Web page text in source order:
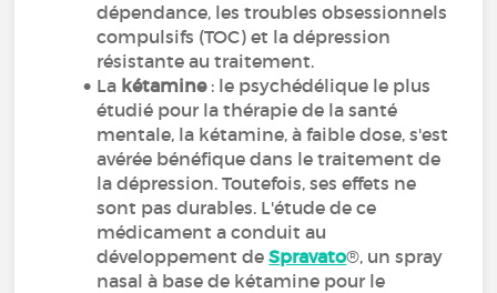
dépendance, les troubles obsessionnels
compulsifs (TOC) et la dépression
résistante au traitement.
La kétamine : le psychédélique le plus
étudié pour la thérapie de la santé
mentale, la kétamine, à faible dose, s'est
avérée bénéfique dans le traitement de
la dépression. Toutefois, ses effets ne
sont pas durables. L'étude de ce
médicament a conduit au
développement deSpravato®, un spray
nasal à base de kétamine pour le